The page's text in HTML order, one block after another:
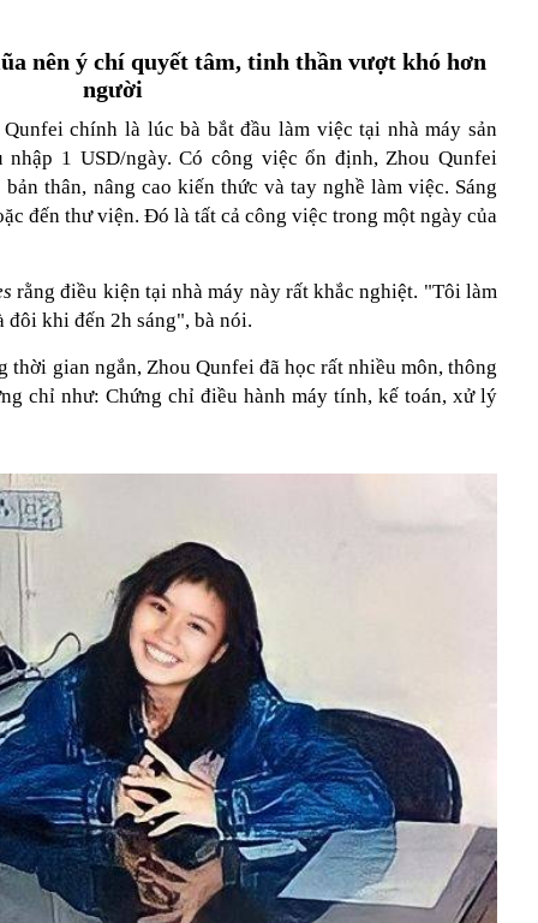
nên ý chí quyết tâm, tinh thần vượt khó hơn
người
chính là lúc bà bắt đầu làm việc tại nhà máy sản
1 USD/ngày. Có công việc ổn định, Zhou Qunfei
thân, nâng cao kiến thức và tay nghề làm việc. Sáng
đến thư viện. Đó là tất cả công việc trong một ngày của
rằng điều kiện tại nhà máy này rất khắc nghiệt. "Tôi làm
đôi khi đến 2h sáng", bà nói.
gian ngắn, Zhou Qunfei đã học rất nhiều môn, thông
chỉ như: Chứng chỉ điều hành máy tính, kế toán, xử lý